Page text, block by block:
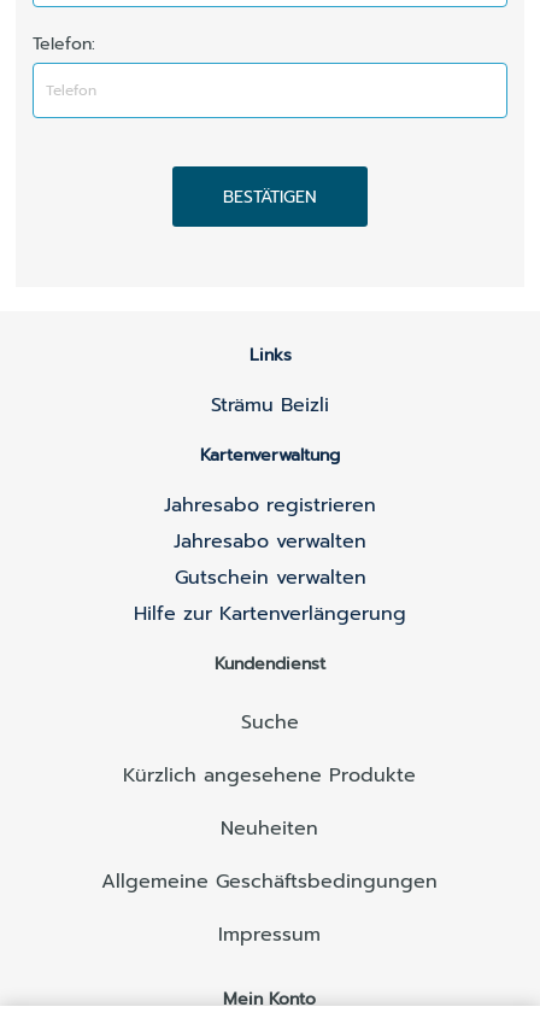
Telefon:
BESTÄTIGEN
Links
Strämu Beizli
Kartenverwaltung
Jahresabo registrieren
Jahresabo verwalten
Gutschein verwalten
Hilfe zur Kartenverlängerung
Kundendienst
Suche
Kürzlich angesehene Produkte
Neuheiten
Allgemeine Geschäftsbedingungen
Impressum
Mein Konto